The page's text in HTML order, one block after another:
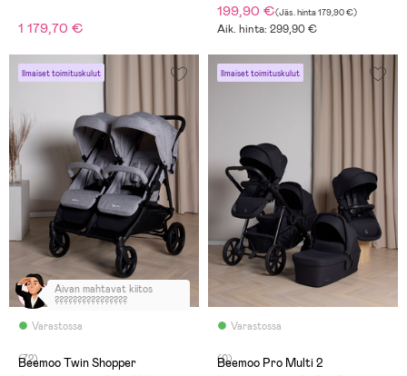
1 179,70 €
199,90 €(Jäs. hinta179,90 €)
Aik. hinta: 299,90 €
Ilmaiset toimituskulut
Varastossa
Aivan mahtavat kiitos
????????????????
(72)
Beemoo Twin Shopper
Ilmaiset toimituskulut
Varastossa
(0)
Beemoo Pro Multi 2